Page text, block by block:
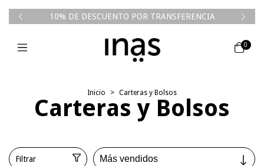
10% DE DESCUENTO POR TRANSFERENCIA
0
Inicio > Carteras y Bolsos
Carteras y Bolsos
Filtrar